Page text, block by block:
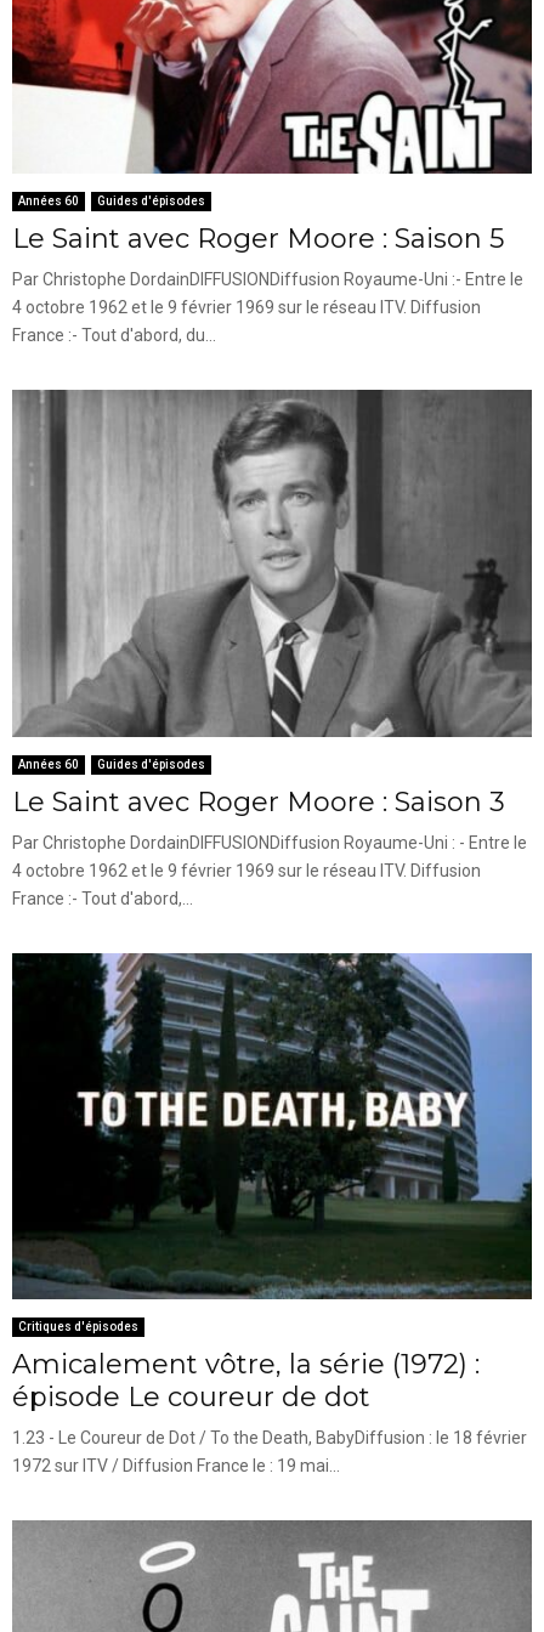
Années 60 Guides d'épisodes
Le Saint avec Roger Moore : Saison 5
Par Christophe DordainDIFFUSIONDiffusion Royaume-Uni :- Entre le
4 octobre 1962 et le 9 février 1969 sur le réseau ITV. Diffusion
France :- Tout d'abord, du...
Années 60 Guides d'épisodes
Le Saint avec Roger Moore : Saison 3
Par Christophe DordainDIFFUSIONDiffusion Royaume-Uni : - Entre le
4 octobre 1962 et le 9 février 1969 sur le réseau ITV. Diffusion
France :- Tout d'abord,...
Critiques d'épisodes
Amicalement vôtre, la série (1972) :
épisode Le coureur de dot
1.23 - Le Coureur de Dot / To the Death, BabyDiffusion : le 18 février
1972 sur ITV / Diffusion France le : 19 mai...